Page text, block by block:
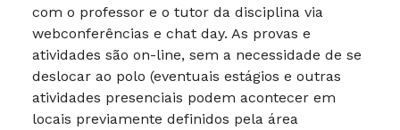
com o professor e o tutor da disciplina via
webconferências e chat day. As provas e
atividades são on-line, sem a necessidade de se
deslocar ao polo (eventuais estágios e outras
atividades presenciais podem acontecer em
locais previamente definidos pela área